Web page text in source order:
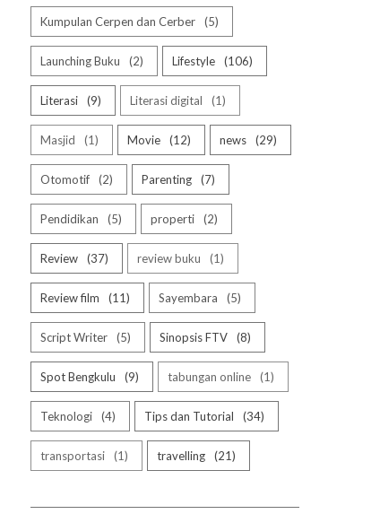
Kumpulan Cerpen dan Cerber 5
Launching Buku 2 Lifestyle 106
Literasi 9 Literasi digital 1
Masjid 1 Movie 12 news 29
Otomotif 2 Parenting 7
Pendidikan 5 properti 2
Review 37 review buku 1
Review film 11 Sayembara 5
Script Writer 5 Sinopsis FTV 8
Spot Bengkulu 9 tabungan online 1
Teknologi 4 Tips dan Tutorial 34
transportasi 1 travelling 21